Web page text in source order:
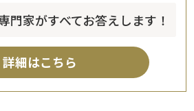
門家がすべてお答えします！
詳細はこちら